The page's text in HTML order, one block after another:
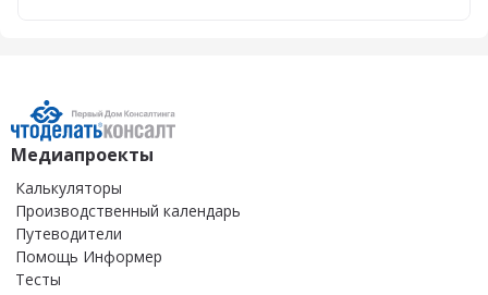
Медиапроекты
Калькуляторы
Производственный календарь
Путеводители
Помощь Информер
Тесты